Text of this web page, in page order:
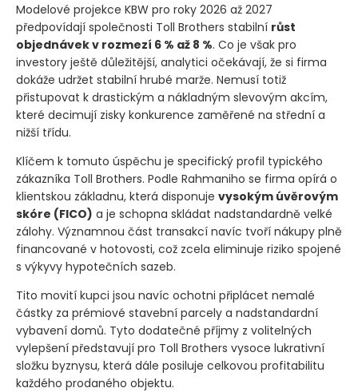
Modelové projekce KBW pro roky 2026 až 2027
předpovídají společnosti Toll Brothers stabilní růst
objednávek v rozmezí 6 % až 8 %. Co je však pro
investory ještě důležitější, analytici očekávají, že si firma
dokáže udržet stabilní hrubé marže. Nemusí totiž
přistupovat k drastickým a nákladným slevovým akcím,
které decimují zisky konkurence zaměřené na střední a
nižší třídu.
Klíčem k tomuto úspěchu je specifický profil typického
zákazníka Toll Brothers. Podle Rahmaniho se firma opírá o
klientskou základnu, která disponuje vysokým úvěrovým
skóre (FICO) a je schopna skládat nadstandardně velké
zálohy. Významnou část transakcí navíc tvoří nákupy plně
financované v hotovosti, což zcela eliminuje riziko spojené
s výkyvy hypotečních sazeb.
Tito movití kupci jsou navíc ochotni připlácet nemalé
částky za prémiové stavební parcely a nadstandardní
vybavení domů. Tyto dodatečné příjmy z volitelných
vylepšení představují pro Toll Brothers vysoce lukrativní
složku byznysu, která dále posiluje celkovou profitabilitu
každého prodaného objektu.